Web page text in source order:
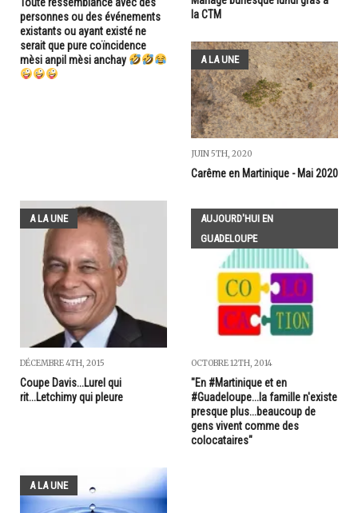
personnes ou des événements
existants ou ayant existé ne
serait que pure coïncidence
mèsi anpil mèsi anchay
la CTM
A LA UNE
JUIN 5TH, 2020
Carême en Martinique - Mai 2020
A LA UNE
DÉCEMBRE 4TH, 2015
Coupe Davis...Lurel qui
rit...Letchimy qui pleure
AUJOURD'HUI EN
GUADELOUPE
OCTOBRE 12TH, 2014
"En #Martinique et en
#Guadeloupe...la famille n'existe
presque plus...beaucoup de
gens vivent comme des
colocataires"
A LA UNE